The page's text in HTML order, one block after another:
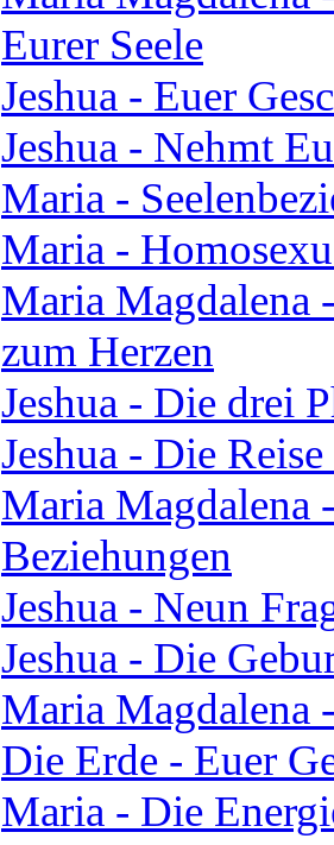
Eurer Seele
Jeshua - Euer
Jeshua - Nehmt
Maria -
Maria -
Maria Magdalena
zum Herzen
Jeshua - Die drei
Jeshua - Die
Maria Magdalena
Beziehungen
Jeshua - Neun
Jeshua - Die
Maria Magdalena
Die Erde - Euer
Maria - Die